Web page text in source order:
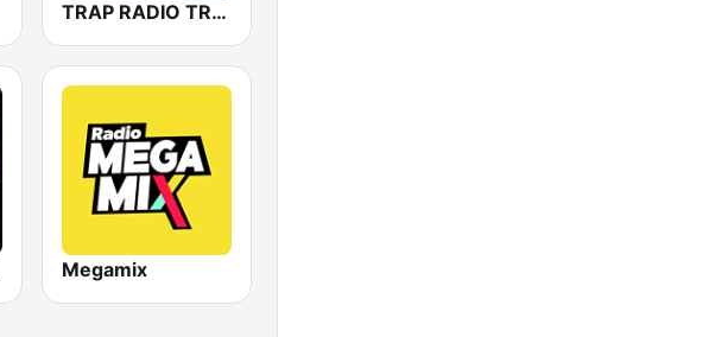
TRAP RADIO TRAP.radio
Megamix